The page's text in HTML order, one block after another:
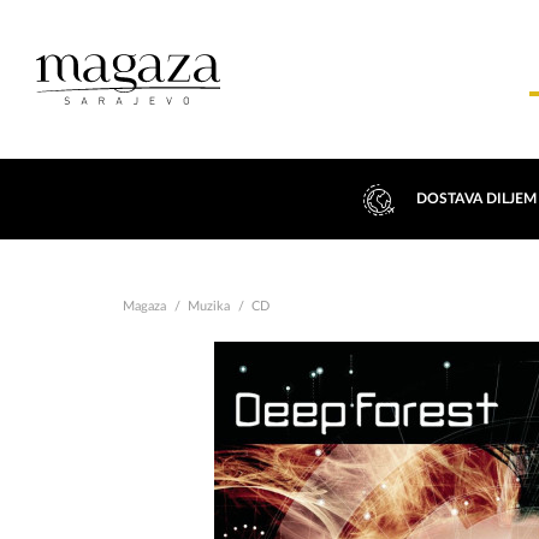
DOSTAVA
Magaza Muzika CD